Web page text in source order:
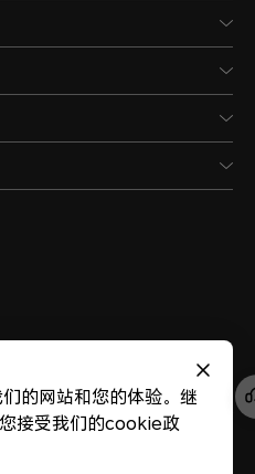
2026 保留一切权利。
44030002002883
粤ICP备20047157号
的网站和您的体验。继
接受我们的cookie政